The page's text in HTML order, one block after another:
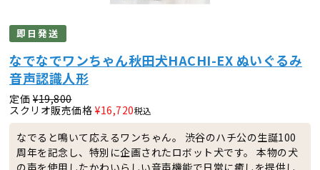
即日発送
なでなでワンちゃん秋田犬HACHI-EX ぬいぐるみ
音声認識人形
定価 ¥19,800
スクリオ販売価格 ¥16,720税込
なでると鳴いて応えるワンちゃん。 渋谷のハチ公の生誕100
周年を記念し、特別に企画されたロボット犬です。 本物の犬
の声を使用したかわいらしい音声機能で日常に癒しを提供し